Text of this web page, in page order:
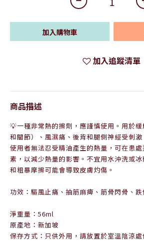
加入購物車
加入追蹤清單
商品描述
💡一種非常熱的擦劑，應謹慎使用。用於
和關節）、風濕痛、後背和腿側神經受刺
使用者無法忍受精油產生的熱量，可在患
素，以減少熱量的影響。不宜用水沖洗或
和粗暴摩擦可能會導致皮膚灼傷。
功效：驅風止痛、抽筋麻痺、筋骨閃骨、跌
淨重量：56ml
原產地：新加坡
保存方式：只供外用，請放置於室溫陰涼處